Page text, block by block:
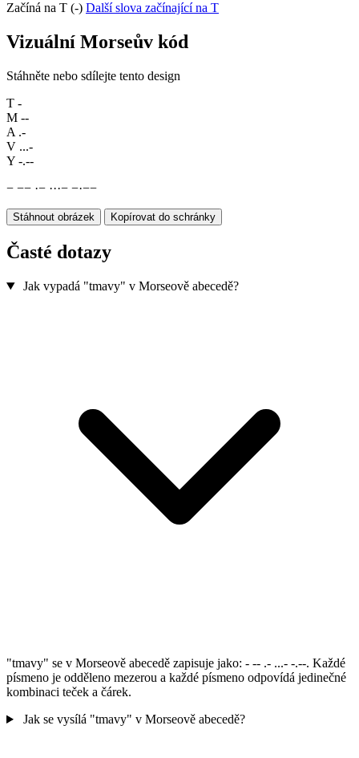
Začíná na T (-) Další slova začínající na T
Vizuální Morseův kód
Stáhněte nebo sdílejte tento design
T -
M --
A .-
V ...-
Y -.--
− −− ·− ···− −·−−
Stáhnout obrázek Kopírovat do schránky
Časté dotazy
Jak vypadá "tmavy" v Morseově abecedě?
"tmavy" se v Morseově abecedě zapisuje jako: - -- .- ...- -.--. Každé
písmeno je odděleno mezerou a každé písmeno odpovídá jedinečné
kombinaci teček a čárek.
Jak se vysílá "tmavy" v Morseově abecedě?